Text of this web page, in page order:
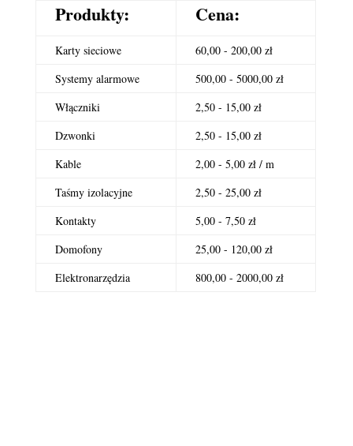
Produkty: Cena:
Karty sieciowe
60,00 - 200,00 zł
Systemy alarmowe
500,00 - 5000,00 zł
Włączniki
2,50 - 15,00 zł
Dzwonki
2,50 - 15,00 zł
Kable
2,00 - 5,00 zł / m
Taśmy izolacyjne
2,50 - 25,00 zł
Kontakty
5,00 - 7,50 zł
Domofony
25,00 - 120,00 zł
Elektronarzędzia
800,00 - 2000,00 zł